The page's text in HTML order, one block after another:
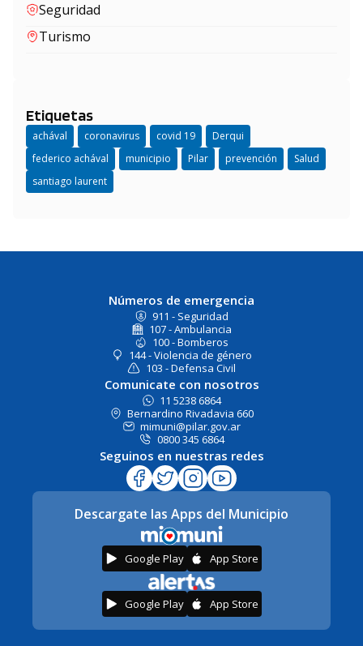
Seguridad
Turismo
Etiquetas
achával coronavirus covid 19
Derqui
federico achával
municipio Pilar prevención
Salud
santiago laurent
Números de emergencia
911 - Seguridad
107 - Ambulancia
100 - Bomberos
144 - Violencia de género
103 - Defensa Civil
Comunicate con nosotros
11 5238 6864
Bernardino Rivadavia 660
mimuni@pilar.gov.ar
0800 345 6864
Seguinos en nuestras redes
Descargate las Apps del Municipio
Google Play App Store
Google Play App Store